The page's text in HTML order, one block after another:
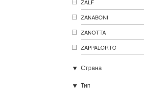
ZALF
ZANABONI
ZANOTTA
ZAPPALORTO
Страна
Тип